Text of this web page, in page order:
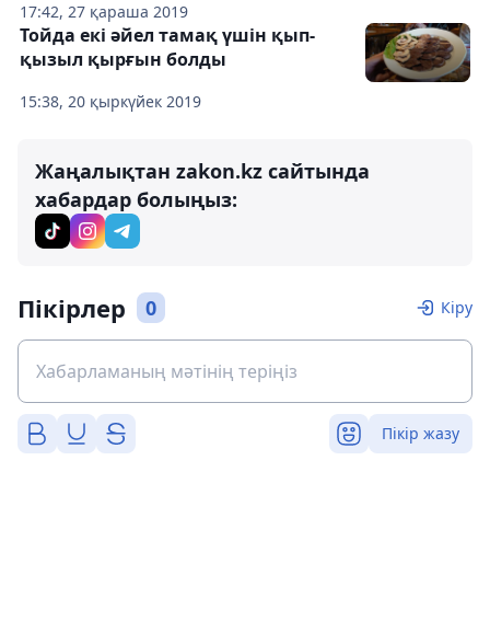
17:42, 27 қараша 2019
15:38, 20 қыркүйек 2019
Тойда екі әйел тамақ үшін қып-
қызыл қырғын болды
Жаңалықтан zakon.kz сайтында
хабардар болыңыз:
Пікірлер 0 Кіру
Пікір жазу